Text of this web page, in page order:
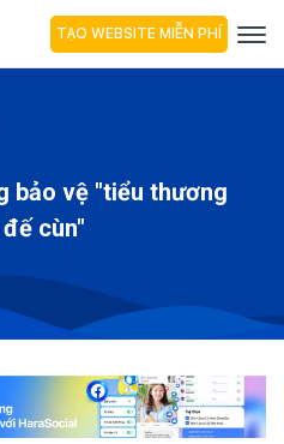
TẠO WEBSITE MIỄN PHÍ
bảo vệ "tiểu thương
cùn"